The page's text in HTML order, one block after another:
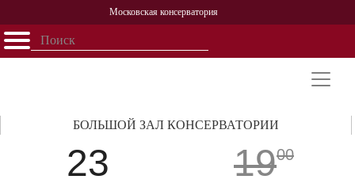
Московская консерватория
Открыть - закрыть
Персоналии
История
23
БОЛЬШОЙ ЗАЛ КОНСЕРВАТОРИИ
1900